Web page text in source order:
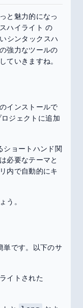
と魅力的になっ
ハイライト の
シンタックスハ
強力なツールの
ていきますね。
インストールで
ジェクトに追加
ショートハンド関
必要なテーマと
内で自動的にキ
う。
単です。以下のサ
イトされた